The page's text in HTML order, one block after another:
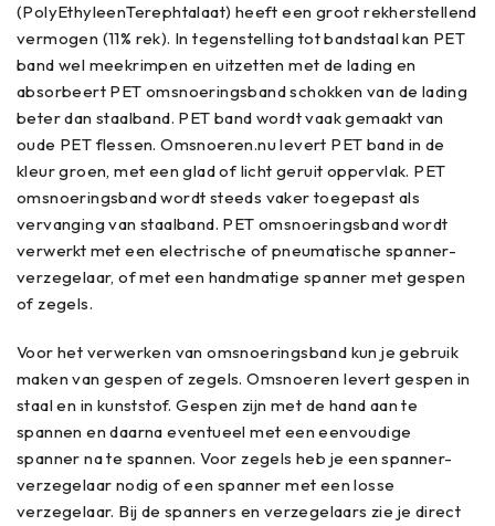
(PolyEthyleenTerephtalaat) heeft een groot rekherstellend
vermogen (11% rek). In tegenstelling tot bandstaal kan PET
band wel meekrimpen en uitzetten met de lading en
absorbeert PET omsnoeringsband schokken van de lading
beter dan staalband. PET band wordt vaak gemaakt van
oude PET flessen. Omsnoeren.nu levert PET band in de
kleur groen, met een glad of licht geruit oppervlak. PET
omsnoeringsband wordt steeds vaker toegepast als
vervanging van staalband. PET omsnoeringsband wordt
verwerkt met een electrische of pneumatische spanner-
verzegelaar, of met een handmatige spanner met gespen
of zegels.
Voor het verwerken van omsnoeringsband kun je gebruik
maken van gespen of zegels. Omsnoeren levert gespen in
staal en in kunststof. Gespen zijn met de hand aan te
spannen en daarna eventueel met een eenvoudige
spanner na te spannen. Voor zegels heb je een spanner-
verzegelaar nodig of een spanner met een losse
verzegelaar. Bij de spanners en verzegelaars zie je direct